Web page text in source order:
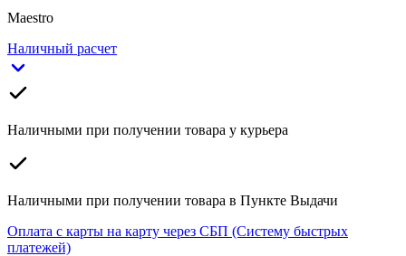
Maestro
Наличный расчет
Наличными при получении товара у курьера
Наличными при получении товара в Пункте Выдачи
Оплата с карты на карту через СБП (Систему быстрых
платежей)